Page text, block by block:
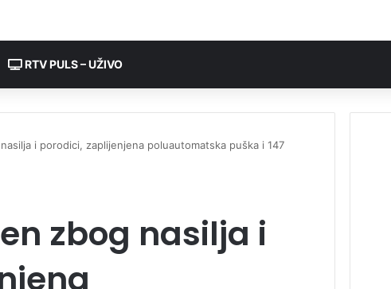
RTV PULS – UŽIVO
i porodici, zaplijenjena poluautomatska puška i 147
zbog nasilja i